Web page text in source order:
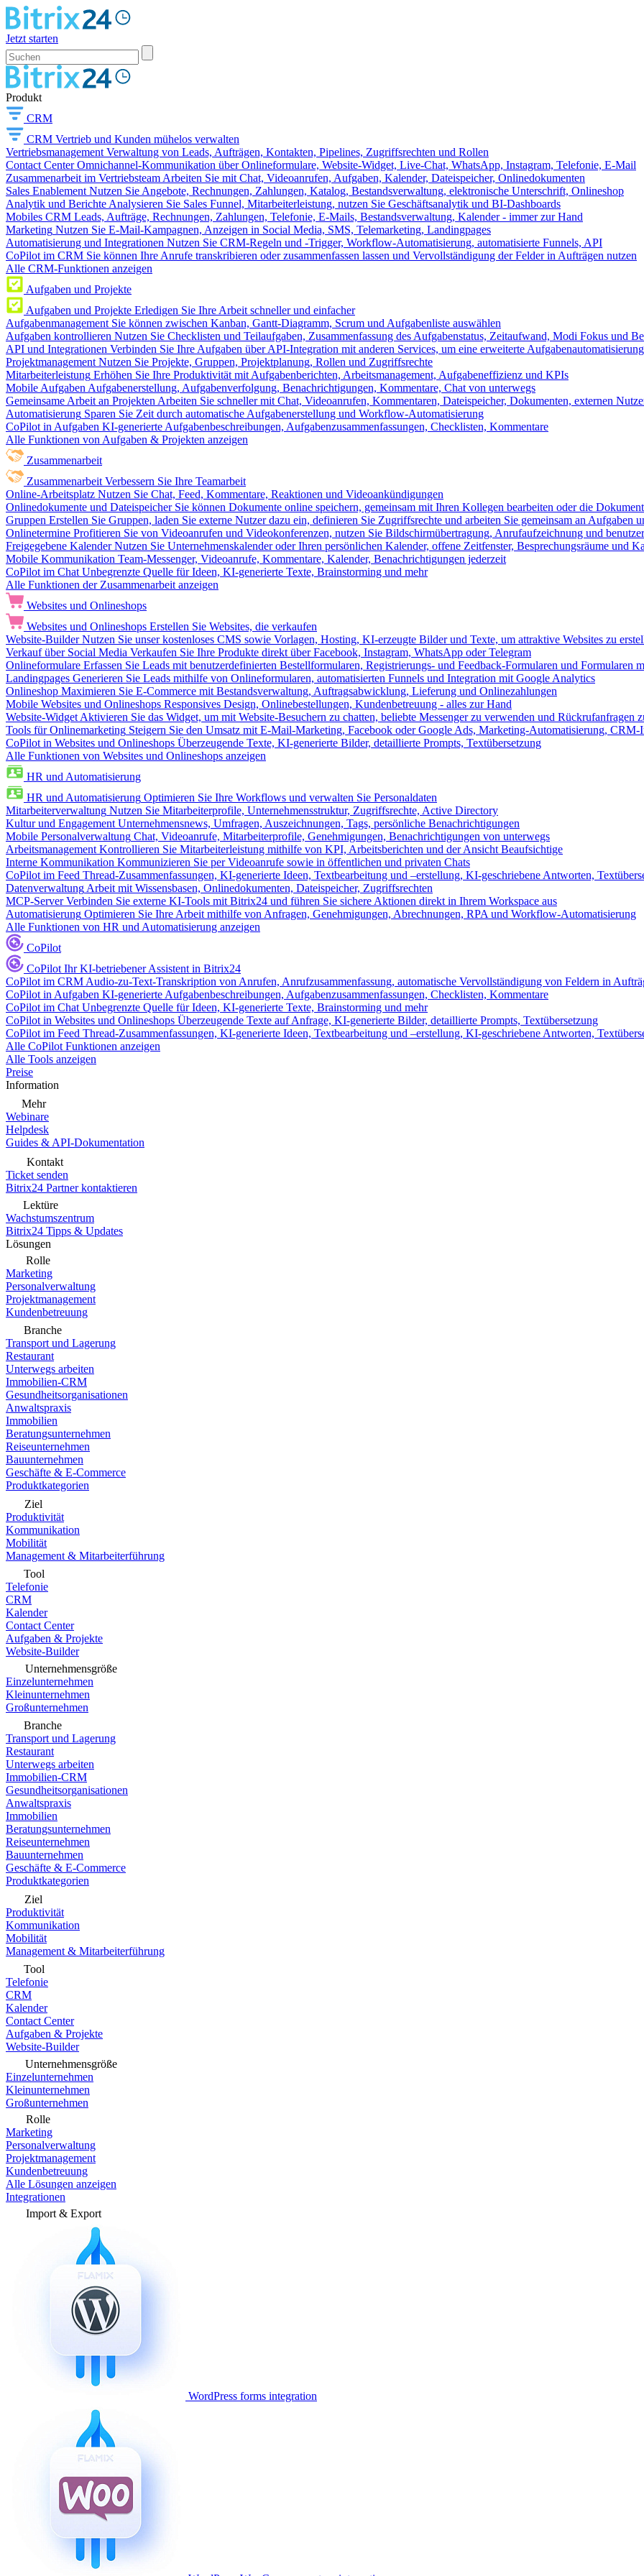
Jetzt starten
Produkt
CRM
CRM Vertrieb und Kunden mühelos verwalten
Vertriebsmanagement Verwaltung von Leads, Aufträgen, Kontakten, Pipelines, Zugriffsrechten und Rollen
Contact Center Omnichannel-Kommunikation über Onlineformulare, Website-Widget, Live-Chat, WhatsApp, Instagram, Telefonie, E-Mail
Zusammenarbeit im Vertriebsteam Arbeiten Sie mit Chat, Videoanrufen, Aufgaben, Kalender, Dateispeicher, Onlinedokumenten
Sales Enablement Nutzen Sie Angebote, Rechnungen, Zahlungen, Katalog, Bestandsverwaltung, elektronische Unterschrift, Onlineshop
Analytik und Berichte Analysieren Sie Sales Funnel, Mitarbeiterleistung, nutzen Sie Geschäftsanalytik und BI-Dashboards
Mobiles CRM Leads, Aufträge, Rechnungen, Zahlungen, Telefonie, E-Mails, Bestandsverwaltung, Kalender - immer zur Hand
Marketing Nutzen Sie E-Mail-Kampagnen, Anzeigen in Social Media, SMS, Telemarketing, Landingpages
Automatisierung und Integrationen Nutzen Sie CRM-Regeln und -Trigger, Workflow-Automatisierung, automatisierte Funnels, API
CoPilot im CRM Sie können Ihre Anrufe transkribieren oder zusammenfassen lassen und Vervollständigung der Felder in Aufträgen nutzen
Alle CRM-Funktionen anzeigen
Aufgaben und Projekte
Aufgaben und Projekte Erledigen Sie Ihre Arbeit schneller und einfacher
Aufgabenmanagement Sie können zwischen Kanban, Gantt-Diagramm, Scrum und Aufgabenliste auswählen
Aufgaben kontrollieren Nutzen Sie Checklisten und Teilaufgaben, Zusammenfassung des Aufgabenstatus, Zeitaufwand, Modi Fokus und
API und Integrationen Verbinden Sie Ihre Aufgaben über API-Integration mit anderen Services, um eine erweiterte
Projektmanagement Nutzen Sie Projekte, Gruppen, Projektplanung, Rollen und Zugriffsrechte
Mitarbeiterleistung Erhöhen Sie Ihre Produktivität mit Aufgabenberichten, Arbeitsmanagement, Aufgabeneffizienz und KPIs
Mobile Aufgaben Aufgabenerstellung, Aufgabenverfolgung, Benachrichtigungen, Kommentare, Chat von unterwegs
Gemeinsame Arbeit an Projekten Arbeiten Sie schneller mit Chat, Videoanrufen, Kommentaren, Dateispeicher, Dokumenten, externen
Automatisierung Sparen Sie Zeit durch automatische Aufgabenerstellung und Workflow-Automatisierung
CoPilot in Aufgaben KI-generierte Aufgabenbeschreibungen, Aufgabenzusammenfassungen, Checklisten, Kommentare
Alle Funktionen von Aufgaben & Projekten anzeigen
Zusammenarbeit
Zusammenarbeit Verbessern Sie Ihre Teamarbeit
Online-Arbeitsplatz Nutzen Sie Chat, Feed, Kommentare, Reaktionen und Videoankündigungen
Onlinedokumente und Dateispeicher Sie können Dokumente online speichern, gemeinsam mit Ihren Kollegen bearbeiten oder die
Gruppen Erstellen Sie Gruppen, laden Sie externe Nutzer dazu ein, definieren Sie Zugriffsrechte und arbeiten Sie gemeinsam an Aufgaben
Onlinetermine Profitieren Sie von Videoanrufen und Videokonferenzen, nutzen Sie Bildschirmübertragung, Anrufaufzeichnung und
Freigegebene Kalender Nutzen Sie Unternehmenskalender oder Ihren persönlichen Kalender, offene Zeitfenster, Besprechungsräume und
Mobile Kommunikation Team-Messenger, Videoanrufe, Kommentare, Kalender, Benachrichtigungen jederzeit
CoPilot im Chat Unbegrenzte Quelle für Ideen, KI-generierte Texte, Brainstorming und mehr
Alle Funktionen der Zusammenarbeit anzeigen
Websites und Onlineshops
Websites und Onlineshops Erstellen Sie Websites, die verkaufen
Website-Builder Nutzen Sie unser kostenloses CMS sowie Vorlagen, Hosting, KI-erzeugte Bilder und Texte, um attraktive Websites zu
Verkauf über Social Media Verkaufen Sie Ihre Produkte direkt über Facebook, Instagram, WhatsApp oder Telegram
Onlineformulare Erfassen Sie Leads mit benutzerdefinierten Bestellformularen, Registrierungs- und Feedback-Formularen und Formularen
Landingpages Generieren Sie Leads mithilfe von Onlineformularen, automatisierten Funnels und Integration mit Google Analytics
Onlineshop Maximieren Sie E-Commerce mit Bestandsverwaltung, Auftragsabwicklung, Lieferung und Onlinezahlungen
Mobile Websites und Onlineshops Responsives Design, Onlinebestellungen, Kundenbetreuung - alles zur Hand
Website-Widget Aktivieren Sie das Widget, um mit Website-Besuchern zu chatten, beliebte Messenger zu verwenden und Rückrufanfragen
Tools für Onlinemarketing Steigern Sie den Umsatz mit E-Mail-Marketing, Facebook oder Google Ads, Marketing-Automatisierung, CRM-
CoPilot in Websites und Onlineshops Überzeugende Texte, KI-generierte Bilder, detaillierte Prompts, Textübersetzung
Alle Funktionen von Websites und Onlineshops anzeigen
HR und Automatisierung
HR und Automatisierung Optimieren Sie Ihre Workflows und verwalten Sie Personaldaten
Mitarbeiterverwaltung Nutzen Sie Mitarbeiterprofile, Unternehmensstruktur, Zugriffsrechte, Active Directory
Kultur und Engagement Unternehmensnews, Umfragen, Auszeichnungen, Tags, persönliche Benachrichtigungen
Mobile Personalverwaltung Chat, Videoanrufe, Mitarbeiterprofile, Genehmigungen, Benachrichtigungen von unterwegs
Arbeitsmanagement Kontrollieren Sie Mitarbeiterleistung mithilfe von KPI, Arbeitsberichten und der Ansicht Beaufsichtige
Interne Kommunikation Kommunizieren Sie per Videoanrufe sowie in öffentlichen und privaten Chats
CoPilot im Feed Thread-Zusammenfassungen, KI-generierte Ideen, Textbearbeitung und –erstellung, KI-geschriebene Antworten,
Datenverwaltung Arbeit mit Wissensbasen, Onlinedokumenten, Dateispeicher, Zugriffsrechten
MCP-Server Verbinden Sie externe KI-Tools mit Bitrix24 und führen Sie sichere Aktionen direkt in Ihrem Workspace aus
Automatisierung Optimieren Sie Ihre Arbeit mithilfe von Anfragen, Genehmigungen, Abrechnungen, RPA und Workflow-Automatisierung
Alle Funktionen von HR und Automatisierung anzeigen
CoPilot
CoPilot Ihr KI-betriebener Assistent in Bitrix24
CoPilot im CRM Audio-zu-Text-Transkription von Anrufen, Anrufzusammenfassung, automatische Vervollständigung von Feldern in
CoPilot in Aufgaben KI-generierte Aufgabenbeschreibungen, Aufgabenzusammenfassungen, Checklisten, Kommentare
CoPilot im Chat Unbegrenzte Quelle für Ideen, KI-generierte Texte, Brainstorming und mehr
CoPilot in Websites und Onlineshops Überzeugende Texte auf Anfrage, KI-generierte Bilder, detaillierte Prompts, Textübersetzung
CoPilot im Feed Thread-Zusammenfassungen, KI-generierte Ideen, Textbearbeitung und –erstellung, KI-geschriebene Antworten,
Alle CoPilot Funktionen anzeigen
Alle Tools anzeigen
Preise
Information
Mehr
Webinare
Helpdesk
Guides & API-Dokumentation
Kontakt
Ticket senden
Bitrix24 Partner kontaktieren
Lektüre
Wachstumszentrum
Bitrix24 Tipps & Updates
Lösungen
Rolle
Marketing
Personalverwaltung
Projektmanagement
Kundenbetreuung
Branche
Transport und Lagerung
Restaurant
Unterwegs arbeiten
Immobilien-CRM
Gesundheitsorganisationen
Anwaltspraxis
Immobilien
Beratungsunternehmen
Reiseunternehmen
Bauunternehmen
Geschäfte & E-Commerce
Produktkategorien
Ziel
Produktivität
Kommunikation
Mobilität
Management & Mitarbeiterführung
Tool
Telefonie
CRM
Kalender
Contact Center
Aufgaben & Projekte
Website-Builder
Unternehmensgröße
Einzelunternehmen
Kleinunternehmen
Großunternehmen
Branche
Transport und Lagerung
Restaurant
Unterwegs arbeiten
Immobilien-CRM
Gesundheitsorganisationen
Anwaltspraxis
Immobilien
Beratungsunternehmen
Reiseunternehmen
Bauunternehmen
Geschäfte & E-Commerce
Produktkategorien
Ziel
Produktivität
Kommunikation
Mobilität
Management & Mitarbeiterführung
Tool
Telefonie
CRM
Kalender
Contact Center
Aufgaben & Projekte
Website-Builder
Unternehmensgröße
Einzelunternehmen
Kleinunternehmen
Großunternehmen
Rolle
Marketing
Personalverwaltung
Projektmanagement
Kundenbetreuung
Alle Lösungen anzeigen
Integrationen
Import & Export
WordPress forms integration